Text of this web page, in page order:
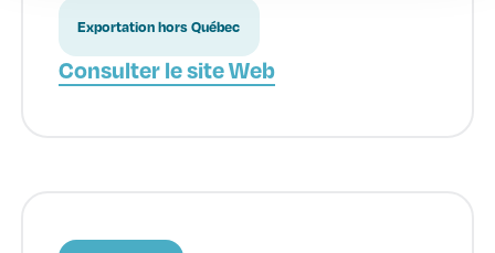
Exportation hors Québec
Consulter le site Web